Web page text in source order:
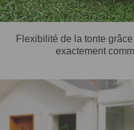
Flexibilité de la tonte
exactement